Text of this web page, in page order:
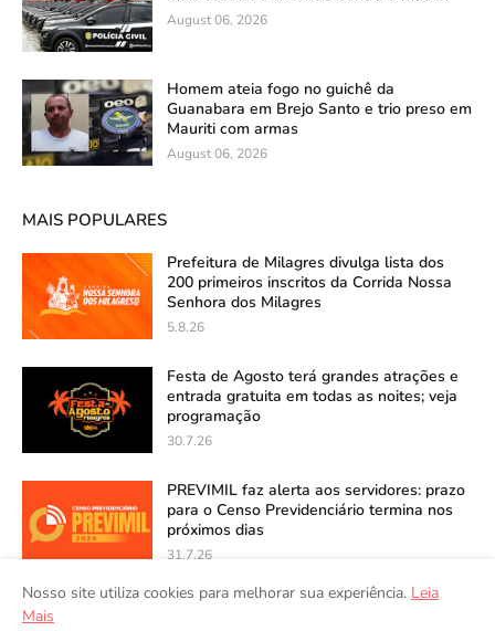
August 06, 2026
Homem ateia fogo no guichê da
Guanabara em Brejo Santo e trio preso em
Mauriti com armas
August 06, 2026
MAIS POPULARES
Prefeitura de Milagres divulga lista dos
200 primeiros inscritos da Corrida Nossa
Senhora dos Milagres
5.8.26
Festa de Agosto terá grandes atrações e
entrada gratuita em todas as noites; veja
programação
30.7.26
PREVIMIL faz alerta aos servidores: prazo
para o Censo Previdenciário termina nos
próximos dias
31.7.26
Nosso site utiliza cookies para melhorar sua experiência. Leia
Mais